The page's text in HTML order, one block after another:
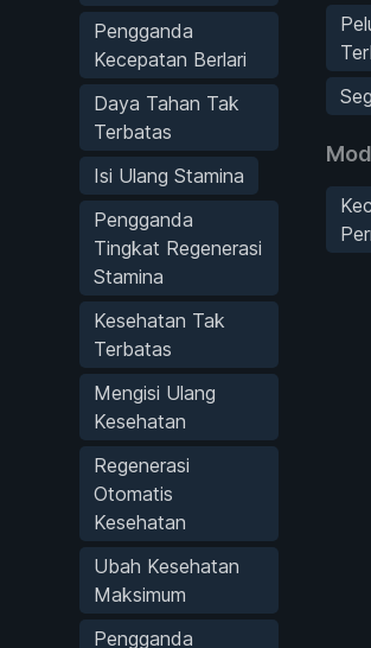
Pengganda
Kecepatan Berlari
Daya Tahan Tak
Terbatas
Isi Ulang Stamina
Pengganda
Tingkat Regenerasi
Stamina
Kesehatan Tak
Terbatas
Mengisi Ulang
Kesehatan
Regenerasi
Otomatis
Kesehatan
Ubah Kesehatan
Maksimum
Pengganda